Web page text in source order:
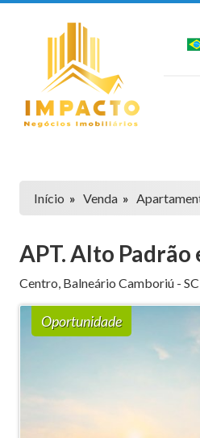
Início » Venda »
APT. Alto
Centro, Balneário Camboriú - SC
Oportunidade